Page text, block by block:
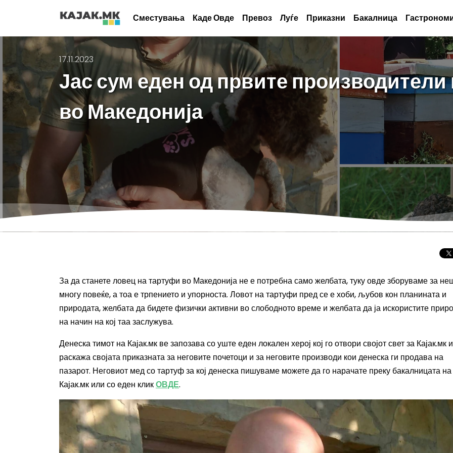
Сместувања Каде Овде Превоз Луѓе Приказни Бакалница
17.11.2023
Јас сум еден од првите
во Македонија
За да станете ловец на тартуфи во Македонија не е потребна само желбата, туку овде зборуваме за
многу повеќе, а тоа е трпението и упорноста. Ловот на тартуфи пред се е хоби, љубов кон планината и
природата, желбата да бидете физички активни во слободното време и желбата да ја искористите
на начин на кој таа заслужува.
Денеска тимот на Кајак.мк ве запозава со уште еден локален херој кој го отвори својот свет за Кајак.мк
раскажа својата приказната за неговите почетоци и за неговите производи кои денеска ги продава на
пазарот. Неговиот мед со тартуф за кој денеска пишуваме можете да го нарачате преку бакалницата на
Кајак.мк или со еден кликОВДЕ.
Целосно
Сонцето 2026:
најголемиот
во Европа